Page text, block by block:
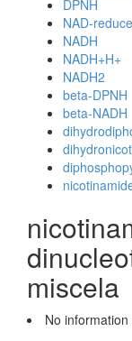
DPNH
NAD-
NADH
NADH+H+
NADH2
beta-DPNH
beta-NADH
miscela
No